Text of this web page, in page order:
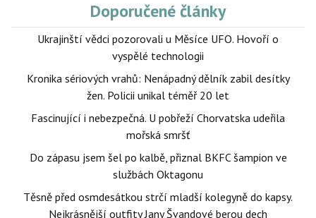
Doporučené články
Ukrajinští vědci pozorovali u Měsíce UFO. Hovoří o
vyspělé technologii
Kronika sériových vrahů: Nenápadný dělník zabil desítky
žen. Policii unikal téměř 20 let
Fascinující i nebezpečná. U pobřeží Chorvatska udeřila
mořská smršť
Do zápasu jsem šel po kalbě, přiznal BKFC šampion ve
službách Oktagonu
Těsně před osmdesátkou strčí mladší kolegyně do kapsy.
Nejkrásnější outfity Jany Švandové berou dech